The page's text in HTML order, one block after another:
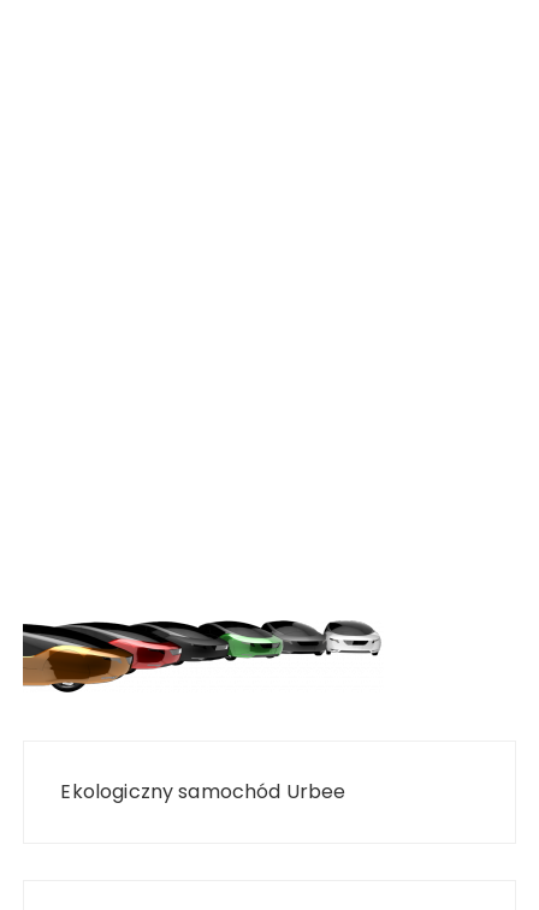
wpisu
Ekologiczny samochód Urbee